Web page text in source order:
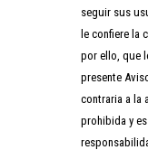
seguir sus
le confiere la
por ello, que
presente
contraria a la
prohibida y